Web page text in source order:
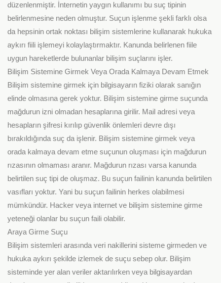
düzenlenmiştir. İnternetin yaygın kullanımı bu suç tipinin
belirlenmesine neden olmuştur. Suçun işlenme şekli farklı olsa
da hepsinin ortak noktası bilişim sistemlerine kullanarak hukuka
aykırı fiili işlemeyi kolaylaştırmaktır. Kanunda belirlenen fiile
uygun hareketlerde bulunanlar bilişim suçlarını işler.
Bilişim Sistemine Girmek Veya Orada Kalmaya Devam Etmek
Bilişim sistemine girmek için bilgisayarın fiziki olarak sanığın
elinde olmasına gerek yoktur. Bilişim sistemine girme suçunda
mağdurun izni olmadan hesaplarına girilir. Mail adresi veya
hesapların şifresi kırılıp güvenlik önlemleri devre dışı
bırakıldığında suç da işlenir. Bilişim sistemine girmek veya
orada kalmaya devam etme suçunun oluşması için mağdurun
rızasının olmaması aranır. Mağdurun rızası varsa kanunda
belirtilen suç tipi de oluşmaz. Bu suçun failinin kanunda belirtilen
vasıfları yoktur. Yani bu suçun failinin herkes olabilmesi
mümkündür. Hacker veya internet ve bilişim sistemine girme
yeteneği olanlar bu suçun faili olabilir.
Araya Girme Suçu
Bilişim sistemleri arasında veri nakillerini sisteme girmeden ve
hukuka aykırı şekilde izlemek de suçu sebep olur. Bilişim
sisteminde yer alan veriler aktarılırken veya bilgisayardan